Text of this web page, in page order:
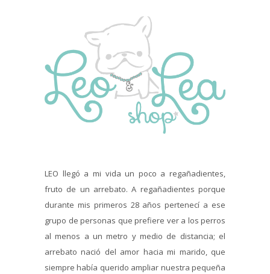
LEO llegó a mi vida un poco a regañadientes,
fruto de un arrebato. A regañadientes porque
durante mis primeros 28 años pertenecí a ese
grupo de personas que prefiere ver a los perros
al menos a un metro y medio de distancia; el
arrebato nació del amor hacia mi marido, que
siempre había querido ampliar nuestra pequeña